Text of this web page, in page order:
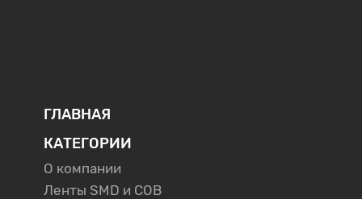
ГЛАВНАЯ
КАТЕГОРИИ
О компании
Ленты SMD и COB